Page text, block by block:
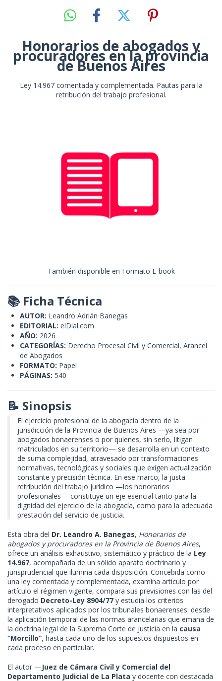
Honorarios de abogados y
procuradores en la provincia
de Buenos Aires
Ley 14.967 comentada y complementada. Pautas para la
retribución del trabajo profesional.
También disponible en Formato E-book
📚 Ficha Técnica
AUTOR: Leandro Adrián Banegas
EDITORIAL: elDial.com
AÑO: 2026
CATEGORÍAS: Derecho Procesal Civil y Comercial, Arancel
de Abogados
FORMATO: Papel
PÁGINAS: 540
📝 Sinopsis
El ejercicio profesional de la abogacía dentro de la
jurisdicción de la Provincia de Buenos Aires —ya sea por
abogados bonaerenses o por quienes, sin serlo, litigan
matriculados en su territorio— se desarrolla en un contexto
de suma complejidad, atravesado por transformaciones
normativas, tecnológicas y sociales que exigen actualización
constante y precisión técnica. En ese marco, la justa
retribución del trabajo jurídico —los honorarios
profesionales— constituye un eje esencial tanto para la
dignidad del ejercicio de la abogacía, como para la adecuada
prestación del servicio de justicia.
Esta obra del Dr. Leandro A. Banegas, Honorarios de
abogados y procuradores en la Provincia de Buenos Aires,
ofrece un análisis exhaustivo, sistemático y práctico de la Ley
14.967, acompañada de un sólido aparato doctrinario y
jurisprudencial que ilumina cada disposición. Concebida como
una ley comentada y complementada, examina artículo por
artículo el régimen vigente, compara sus previsiones con las del
derogado Decreto-Ley 8904/77 y estudia los criterios
interpretativos aplicados por los tribunales bonaerenses: desde
la aplicación temporal de las normas arancelarias que emana de
la doctrina legal de la Suprema Corte de Justicia en la causa
“Morcillo”, hasta cada uno de los supuestos dispuestos en
cada proceso en particular.
El autor —Juez de Cámara Civil y Comercial del
Departamento Judicial de La Plata y docente con destacada